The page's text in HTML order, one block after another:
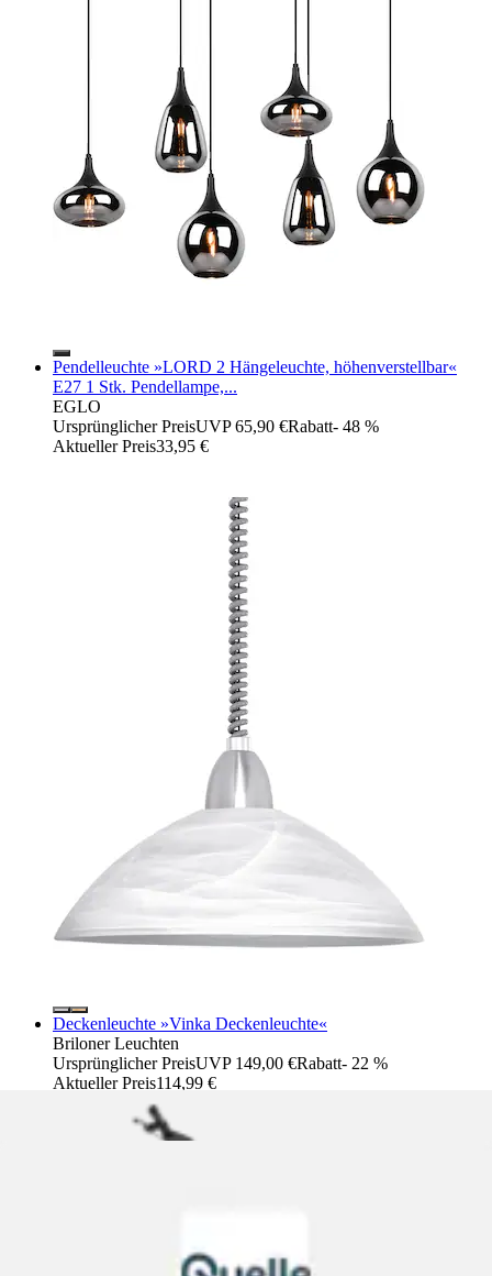
Pendelleuchte »LORD 2 Hängeleuchte, höhenverstellbar«
E27 1 Stk. Pendellampe,...
EGLO
Ursprünglicher PreisUVP 65,90 €Rabatt- 48 %
Aktueller Preis33,95 €
Deckenleuchte »Vinka Deckenleuchte«
Briloner Leuchten
Ursprünglicher PreisUVP 149,00 €Rabatt- 22 %
Aktueller Preis114,99 €